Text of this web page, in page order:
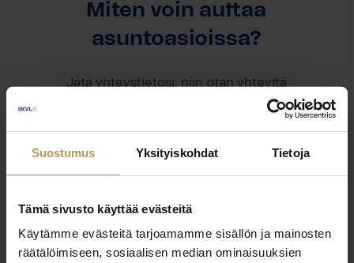
Suostumus Yksityiskohdat Tietoja
Tämä sivusto käyttää evästeitä
Käytämme evästeitä tarjoamamme sisällön ja mainosten
räätälöimiseen, sosiaalisen median ominaisuuksien
Miten voin auttaa
asuntoasioissa?
Jätä yhteystietosi, niin otan yhteyttä